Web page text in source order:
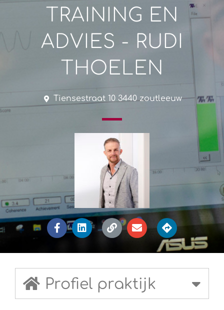
TRAINING EN
ADVIES - RUDI
THOELEN
Tiensestraat 10 3440 zoutleeuw
Profiel praktijk